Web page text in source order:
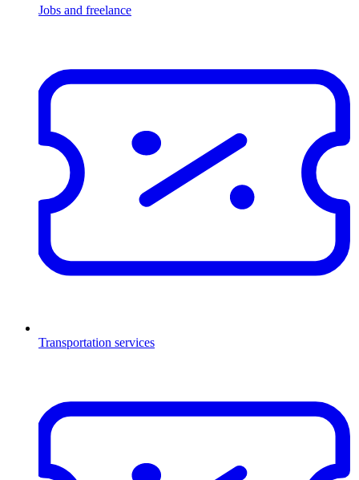
Jobs and freelance
Transportation services